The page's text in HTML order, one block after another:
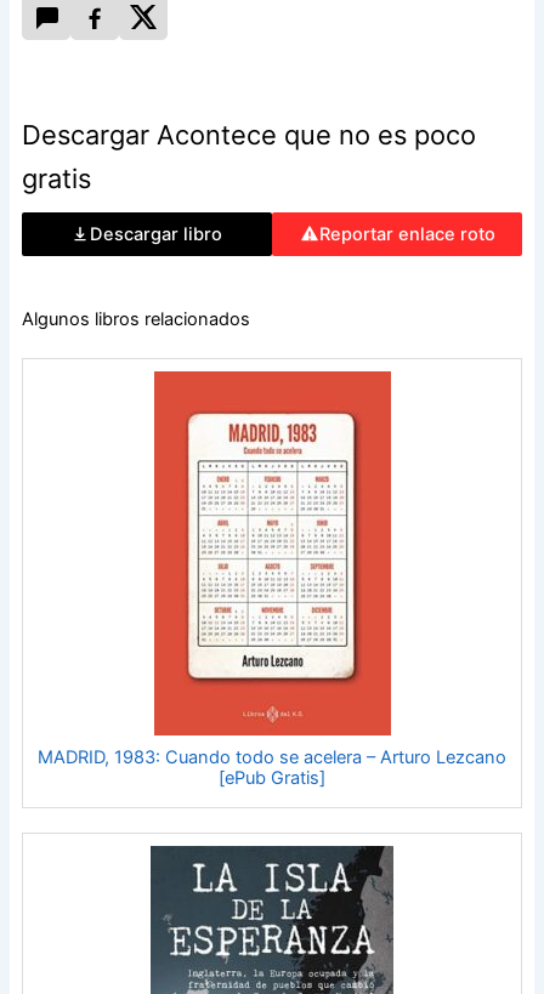
Descargar Acontece que no es poco
gratis
Descargar libro Reportar enlace roto
Algunos libros relacionados
MADRID, 1983: Cuando todo se acelera – Arturo Lezcano
[ePub Gratis]